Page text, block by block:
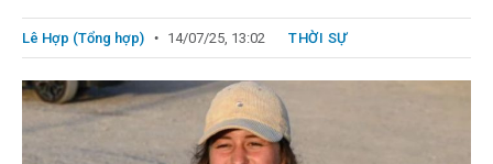
Lê Hợp (Tổng hợp) 14/07/25, 13:02 THỜI SỰ